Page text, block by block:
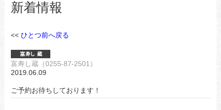
新着情報
<< ひとつ前へ戻る
富寿し蔵（0255-87-2501）
2019.06.09
ご予約お待ちしております！